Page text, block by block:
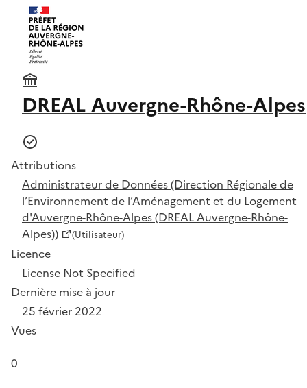
DREAL Auvergne-Rhône-Alpes
Attributions
Administrateur de Données (Direction Régionale de
l’Environnement de l’Aménagement et du Logement
d'Auvergne-Rhône-Alpes (DREAL Auvergne-Rhône-
Alpes))
(Utilisateur)
Licence
License Not Specified
Dernière mise à jour
25 février 2022
Vues
0